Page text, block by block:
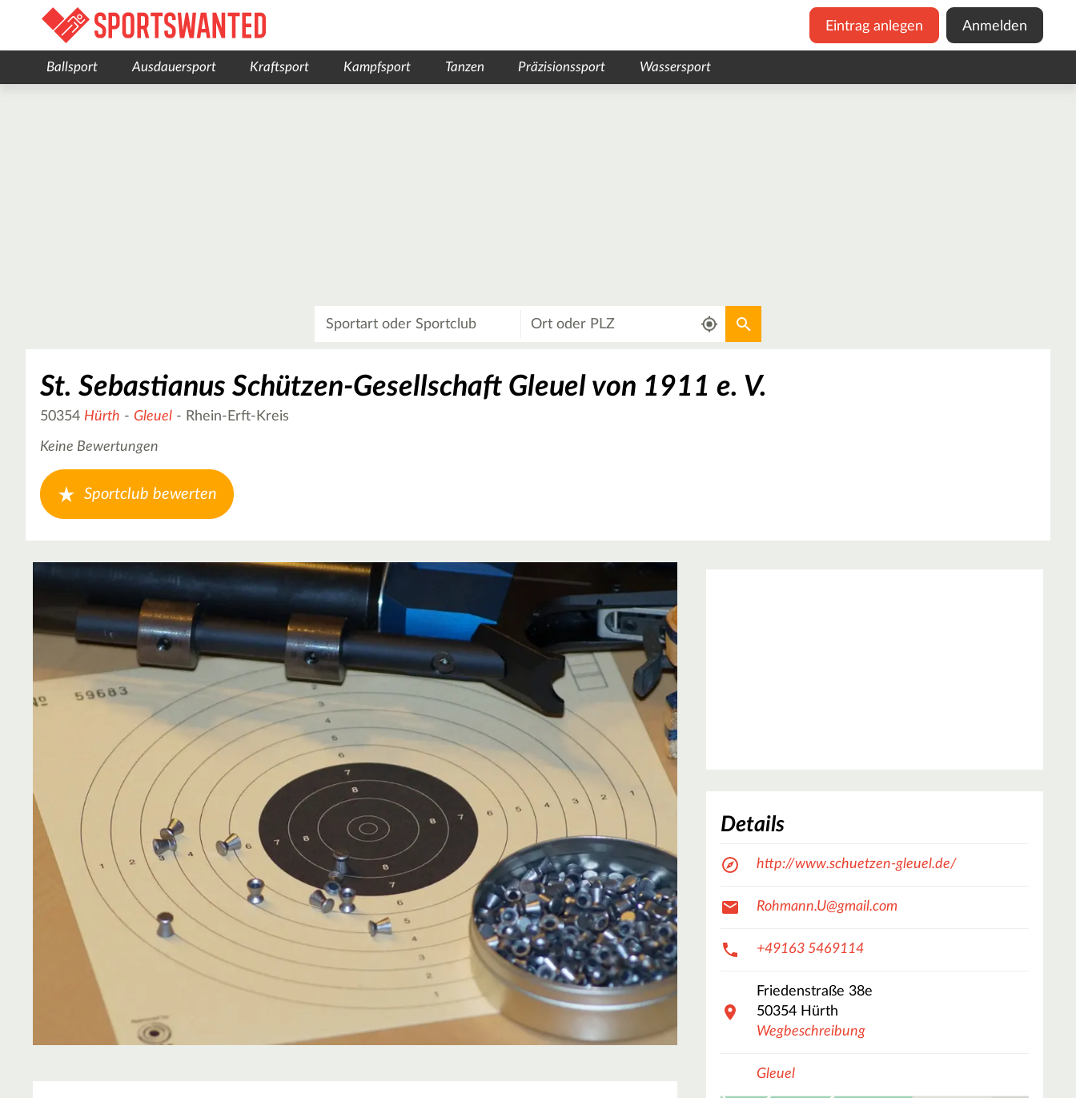
Eintrag anlegen Anmelden
Ballsport Ausdauersport Kraftsport Kampfsport Tanzen Präzisionssport Wassersport
Aktuellen Standort verwenden
St. Sebastianus Schützen-Gesellschaft Gleuel von 1911 e. V.
50354 Hürth - Gleuel - Rhein-Erft-Kreis
Keine Bewertungen
Sportclub bewerten
Details
http://www.schuetzen-gleuel.de/
Rohmann.U@gmail.com
+49163 5469114
Friedenstraße 38e
50354 Hürth
Wegbeschreibung
Gleuel